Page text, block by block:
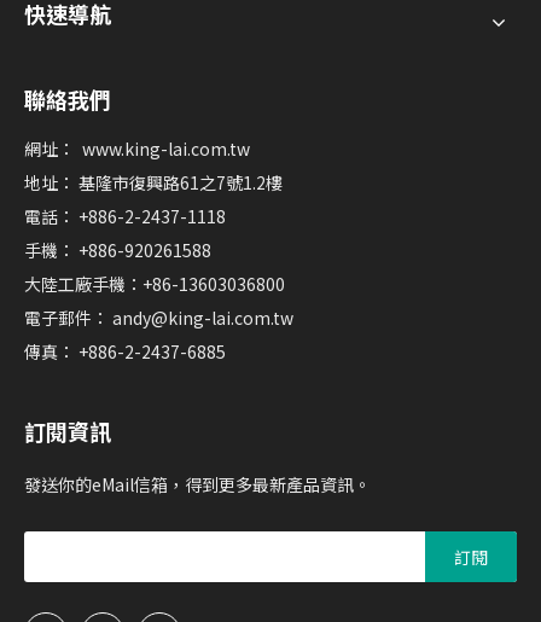
快速導航
聯絡我們
網址： www.king-lai.com.tw
地址： 基隆市復興路61之7號1.2樓
電話： +886-2-2437-1118
手機： +886-920261588
大陸工廠手機：+86-13603036800
電子郵件： andy@king-lai.com.tw
傳真： +886-2-2437-6885
訂閱資訊
發送你的eMail信箱，得到更多最新產品資訊。
訂閱